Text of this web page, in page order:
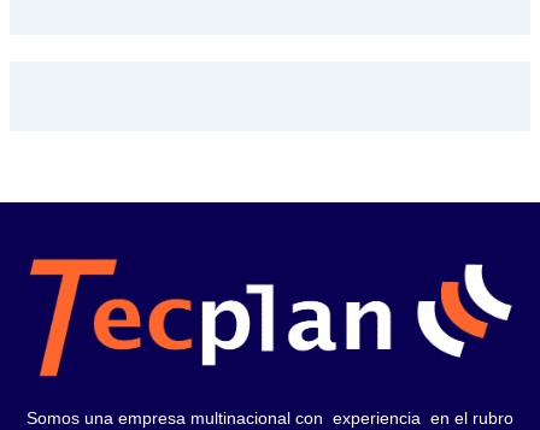
Somos una empresa multinacional con experiencia en el rubro